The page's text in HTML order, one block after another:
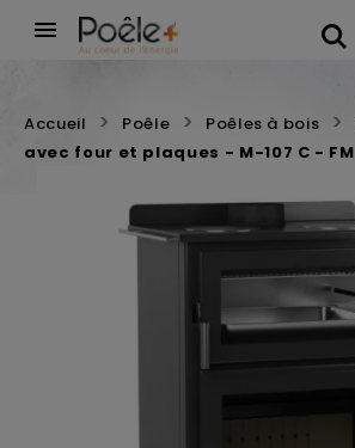

Accueil Poêle Poêles à bois
avec four et plaques - M-107 C - FM